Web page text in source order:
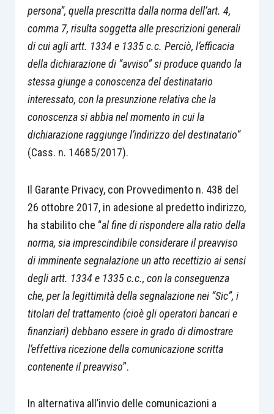
persona”, quella prescritta dalla norma dell’art. 4,
comma 7, risulta soggetta alle prescrizioni generali
di cui agli artt. 1334 e 1335 c.c. Perciò, l’efficacia
della dichiarazione di “avviso” si produce quando la
stessa giunge a conoscenza del destinatario
interessato, con la presunzione relativa che la
conoscenza si abbia nel momento in cui la
dichiarazione raggiunge l’indirizzo del destinatario“
(Cass. n. 14685/2017).
Il Garante Privacy, con Provvedimento n. 438 del
26 ottobre 2017, in adesione al predetto indirizzo,
ha stabilito che “al fine di rispondere alla ratio della
norma, sia imprescindibile considerare il preavviso
di imminente segnalazione un atto recettizio ai sensi
degli artt. 1334 e 1335 c.c., con la conseguenza
che, per la legittimità della segnalazione nei “Sic”, i
titolari del trattamento (cioè gli operatori bancari e
finanziari) debbano essere in grado di dimostrare
l’effettiva ricezione della comunicazione scritta
contenente il preavviso”.
In alternativa all’invio delle comunicazioni a